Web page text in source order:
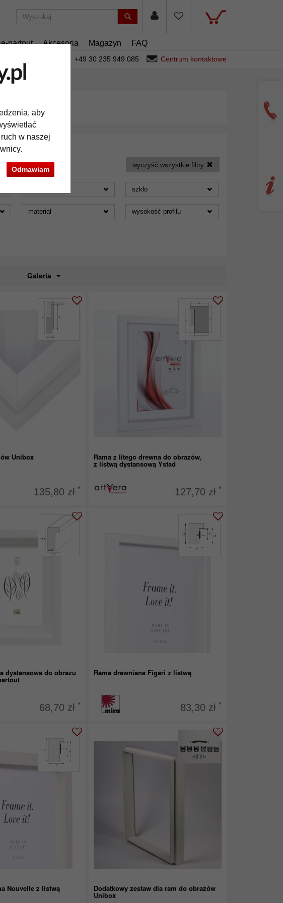
aby
w naszej
Odmawiam
partout Akcesoria Magazyn FAQ
+49 30 235 949 085 Centrum kontaktowe
wyczyść wszystkie filtry
szkło
materiał wysokość profilu
Galeria
Unibox
135,80 zł *
Rama z litego drewna do obrazów,
z listwą dystansową Ystad
127,70 zł *
dystansowa do obrazu
68,70 zł *
Rama drewniana Figari z listwą
83,30 zł *
Nouvelle z listwą Dodatkowy zestaw dla ram do obrazów
Unibox